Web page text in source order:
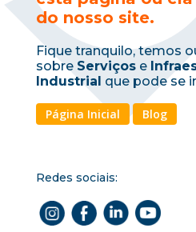
do nosso site.
Fique tranquilo, temos
sobre Serviçose
Industrial que pode se
Página Inicial Blog
Redes sociais: